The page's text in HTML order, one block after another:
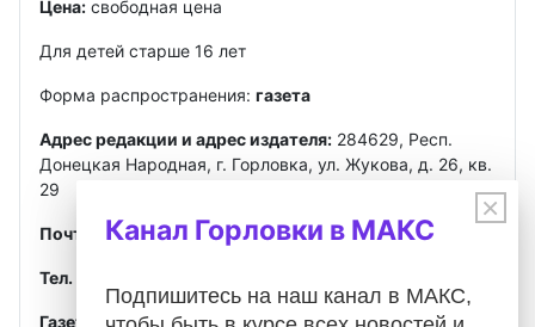
Цена: свободная цена
Для детей старше 16 лет
Форма распространения: газета
Адрес редакции и адрес издателя: 284629, Респ.
Донецкая Народная, г. Горловка, ул. Жукова, д. 26, кв.
29
Почта gorlovkasegodnya@ya.ru
Тел. ред.:
Газета зарегистрированаФедеральной службой по
×
Канал Горловки в МАКС
Подпишитесь на наш канал в МАКС,